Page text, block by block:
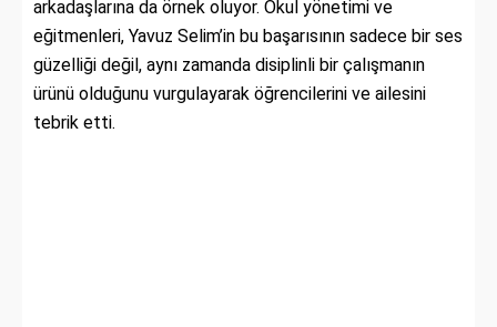
arkadaşlarına da örnek oluyor. Okul yönetimi ve
eğitmenleri, Yavuz Selim’in bu başarısının sadece bir ses
güzelliği değil, aynı zamanda disiplinli bir çalışmanın
ürünü olduğunu vurgulayarak öğrencilerini ve ailesini
tebrik etti.